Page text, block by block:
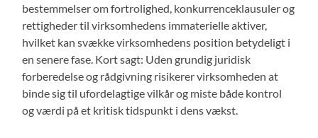
bestemmelser om fortrolighed, konkurrenceklausuler og
rettigheder til virksomhedens immaterielle aktiver,
hvilket kan svække virksomhedens position betydeligt i
en senere fase. Kort sagt: Uden grundig juridisk
forberedelse og rådgivning risikerer virksomheden at
binde sig til ufordelagtige vilkår og miste både kontrol
og værdi på et kritisk tidspunkt i dens vækst.